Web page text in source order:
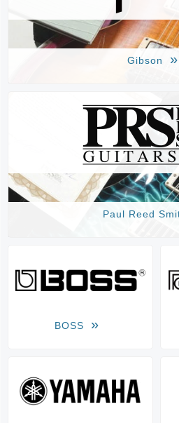
Gibson
Paul Reed
BOSS